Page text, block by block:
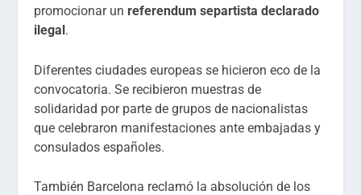
promocionar un referendum separtista declarado
ilegal.
Diferentes ciudades europeas se hicieron eco de la
convocatoria. Se recibieron muestras de
solidaridad por parte de grupos de nacionalistas
que celebraron manifestaciones ante embajadas y
consulados españoles.
También Barcelona reclamó la absolución de los